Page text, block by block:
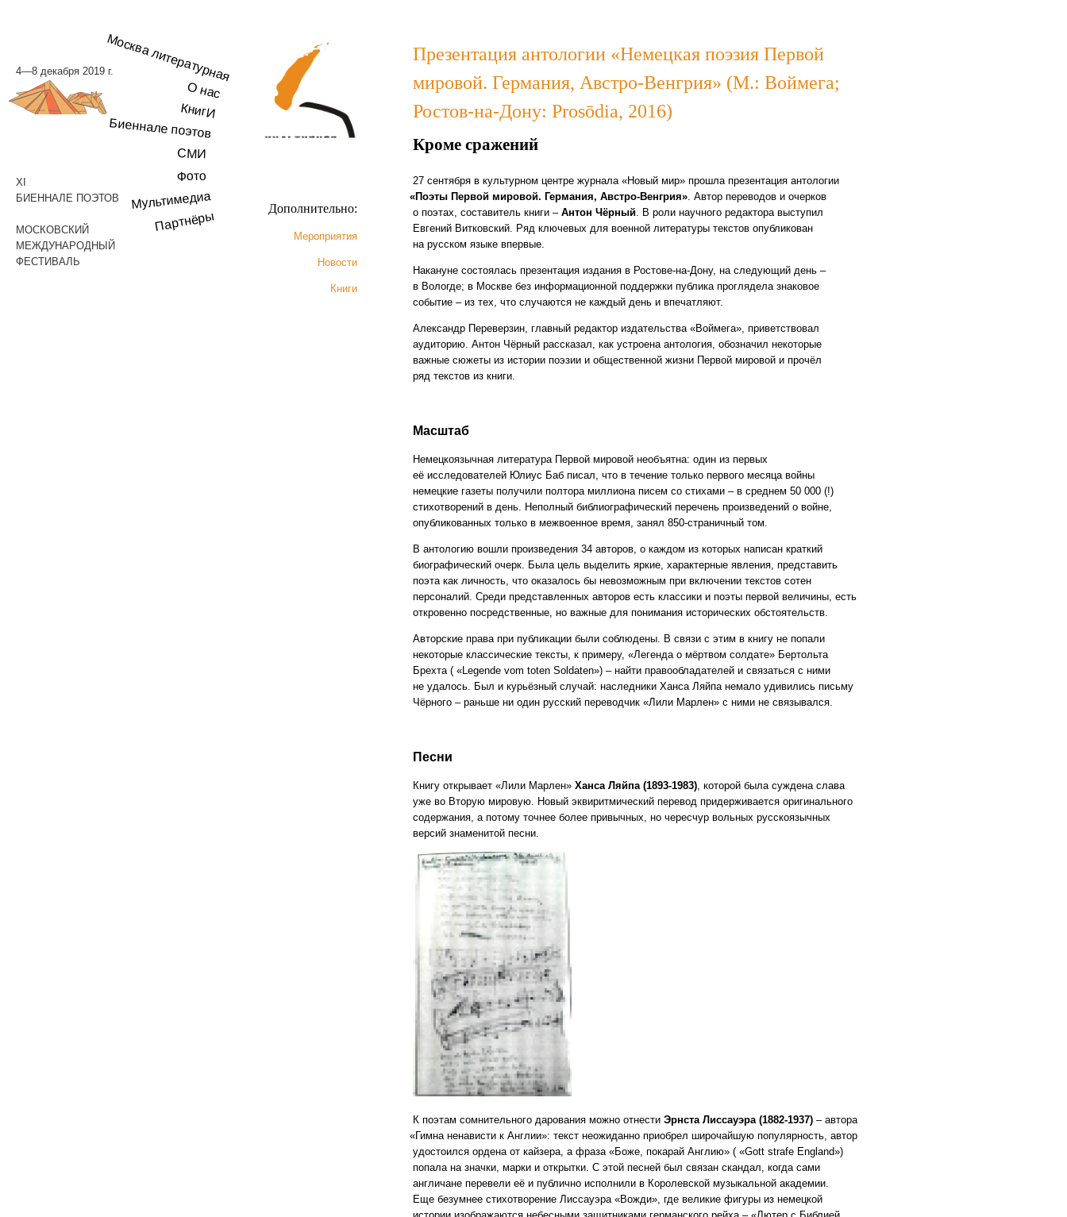
4—8 декабря 2019 г.
XI
БИЕННАЛЕ ПОЭТОВ
МОСКОВСКИЙ
МЕЖДУНАРОДНЫЙ
ФЕСТИВАЛЬ
Москва литературная
О нас
КнигИ
Биеннале поэтов
СМИ
Фото
Мультимедиа
Партнёры
Дополнительно:
Мероприятия
Новости
Книги
Презентация антологии «Немецкая поэзия Первой
мировой. Германия, Австро-Венгрия» (М.: Воймега;
Ростов-на-Дону: Prosōdia, 2016)
Кроме сражений
27 сентября в культурном центре журнала «Новый мир» прошла презентация антологии
«Поэты Первой мировой. Германия, Австро-Венгрия» . Автор переводов и очерков
о поэтах, составитель книги – Антон Чёрный . В роли научного редактора выступил
Евгений Витковский. Ряд ключевых для военной литературы текстов опубликован
на русском языке впервые.
Накануне состоялась презентация издания в Ростове-на-Дону, на следующий день –
в Вологде; в Москве без информационной поддержки публика проглядела знаковое
событие – из тех, что случаются не каждый день и впечатляют.
Александр Переверзин, главный редактор издательства «Воймега», приветствовал
аудиторию. Антон Чёрный рассказал, как устроена антология, обозначил некоторые
важные сюжеты из истории поэзии и общественной жизни Первой мировой и прочёл
ряд текстов из книги.
Масштаб
Немецкоязычная литература Первой мировой необъятна: один из первых
её исследователей Юлиус Баб писал, что в течение только первого месяца войны
немецкие газеты получили полтора миллиона писем со стихами – в среднем 50 000 (!)
стихотворений в день. Неполный библиографический перечень произведений о войне,
опубликованных только в межвоенное время, занял 850-страничный том.
В антологию вошли произведения 34 авторов, о каждом из которых написан краткий
биографический очерк. Была цель выделить яркие, характерные явления, представить
поэта как личность, что оказалось бы невозможным при включении текстов сотен
персоналий. Среди представленных авторов есть классики и поэты первой величины, есть
откровенно посредственные, но важные для понимания исторических обстоятельств.
Авторские права при публикации были соблюдены. В связи с этим в книгу не попали
некоторые классические тексты, к примеру, «Легендао мёртвом солдате» Бертольта
Брехта ( «Legende vom toten Soldaten») – найти правообладателей и связаться с ними
не удалось. Был и курьёзный случай: наследники Ханса Ляйпа немало удивились письму
Чёрного – раньше ни один русский переводчик «Лили Марлен» с ними не связывался.
Песни
Книгу открывает «Лили Марлен» Ханса Ляйпа (1893-1983), которой была суждена слава
уже во Вторую мировую. Новый эквиритмический перевод придерживается оригинального
содержания, а потому точнее более привычных, но чересчур вольных русскоязычных
версий знаменитой песни.
К поэтам сомнительного дарования можно отнести Эрнста Лиссауэра (1882-1937) – автора
«Гимна ненависти к Англии»: текст неожиданно приобрел широчайшую популярность, автор
удостоился ордена от кайзера, а фраза «Боже , покарай Англию» ( «Gott strafe England»)
попала на значки, марки и открытки. С этой песней был связан скандал, когда сами
англичане перевели её и публично исполнили в Королевской музыкальной академии.
Еще безумнее стихотворение Лиссауэра «Вожди», где великие фигуры из немецкой